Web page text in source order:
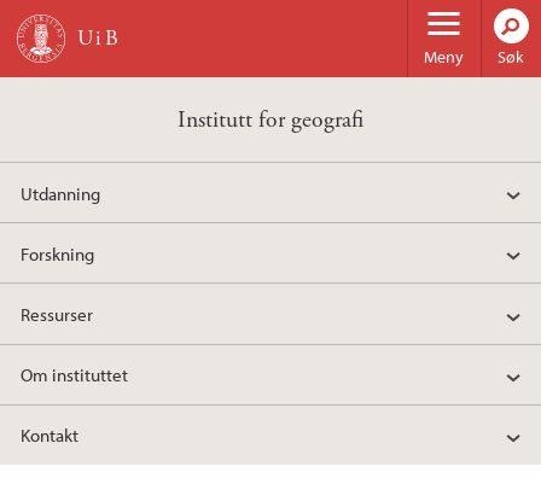
Hopp til hovedinnhold
Meny Søk
Institutt for geografi
Utdanning
Forskning
Ressurser
Om instituttet
Kontakt